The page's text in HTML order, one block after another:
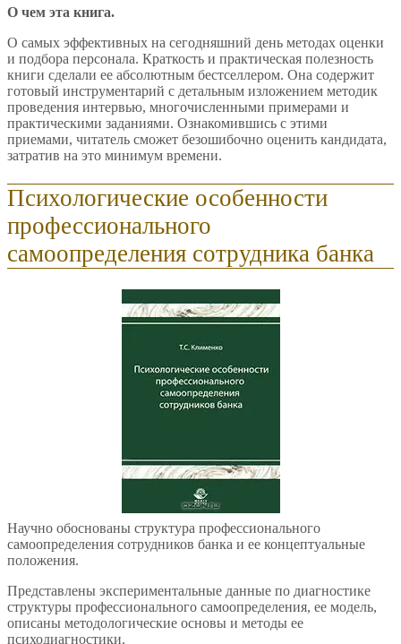
О чем эта книга.
О самых эффективных на сегодняшний день методах оценки
и подбора персонала. Краткость и практическая полезность
книги сделали ее абсолютным бестселлером. Она содержит
готовый инструментарий с детальным изложением методик
проведения интервью, многочисленными примерами и
практическими заданиями. Ознакомившись с этими
приемами, читатель сможет безошибочно оценить кандидата,
затратив на это минимум времени.
Психологические особенности
профессионального
самоопределения сотрудника банка
Научно обоснованы структура профессионального
самоопределения сотрудников банка и ее концептуальные
положения.
Представлены экспериментальные данные по диагностике
структуры профессионального самоопределения, ее модель,
описаны методологические основы и методы ее
психодиагностики.